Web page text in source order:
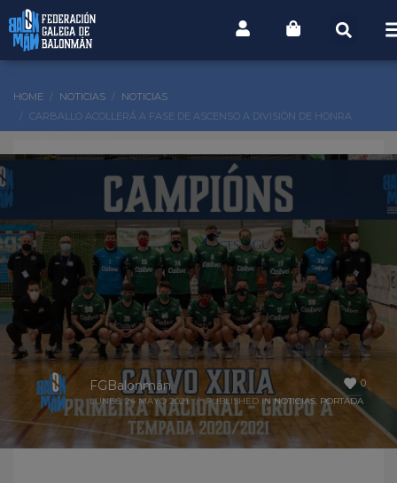
HOME NOTICIAS
NOTICIAS
CARBALLO ACOLLERÁ A FASE DE ASCENSO A DIVISIÓN DE HONRA
0
FGBalonmán
LUNES, 24 MAYO 2021 / PUBLISHED INNOTICIAS, PORTADA